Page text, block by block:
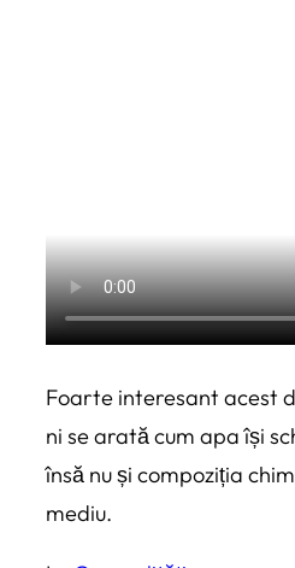
Foarte interesant acest
ni se arată cum apa își
însă nu și compoziția
mediu.